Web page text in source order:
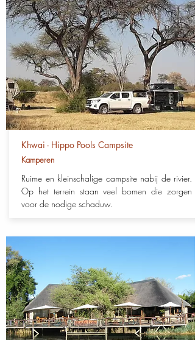
Khwai - Hippo Pools Campsite
Kamperen
Ruime en kleinschalige campsite nabij de rivier.
Op het terrein staan veel bomen die zorgen
voor de nodige schaduw.